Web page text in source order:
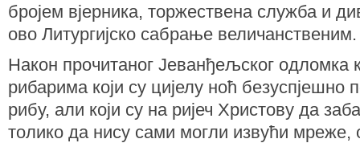
бројем вјерника, торжествена служба и
ово Литургијско сабрање величанственим.
Након прочитаног Јеванђељског одломка
рибарима који су цијелу ноћ
рибу, али који су на ријеч Христову да
толико да нису сами могли извући мреже,